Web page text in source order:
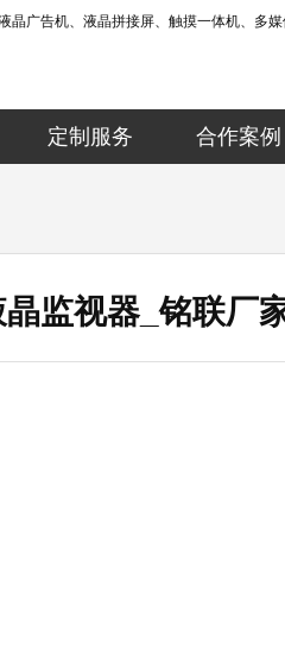
广告机、液晶拼接屏、触摸一体机、多
定制服务 合作案例
监视器_铭联厂